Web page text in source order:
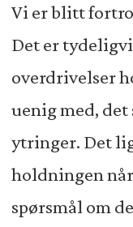
Vi er blitt
Det er
overdrivelser
uenig med,
ytringer. Det
holdningen
spørsmål om